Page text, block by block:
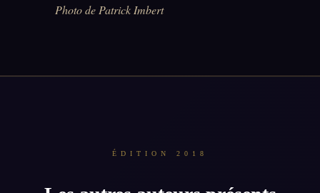
Photo de Patrick Imbert
ÉDITION 2018